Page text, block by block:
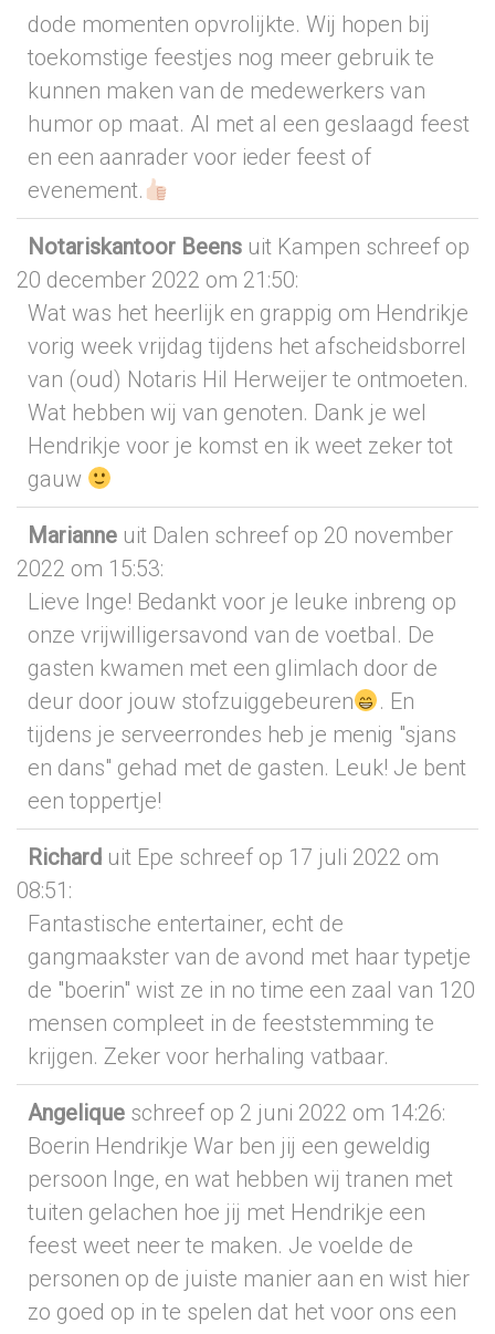
dode momenten opvrolijkte. Wij hopen bij
toekomstige feestjes nog meer gebruik te
kunnen maken van de medewerkers van
humor op maat. Al met al een geslaagd feest
en een aanrader voor ieder feest of
evenement.
Notariskantoor Beens uit Kampen schreef op
20 december 2022 om 21:50:
Wat was het heerlijk en grappig om Hendrikje
vorig week vrijdag tijdens het afscheidsborrel
van (oud) Notaris Hil Herweijer te ontmoeten.
Wat hebben wij van genoten. Dank je wel
Hendrikje voor je komst en ik weet zeker tot
gauw
Marianne uit Dalen schreef op 20 november
2022 om 15:53:
Lieve Inge! Bedankt voor je leuke inbreng op
onze vrijwilligersavond van de voetbal. De
gasten kwamen met een glimlach door de
deur door jouw stofzuiggebeuren
. En
tijdens je serveerrondes heb je menig "sjans
en dans" gehad met de gasten. Leuk! Je bent
een toppertje!
Richard uit Epe schreef op 17 juli 2022 om
08:51 :
Fantastische entertainer, echt de
gangmaakster van de avond met haar typetje
de "boerin" wist ze in no time een zaal van 120
mensen compleet in de feeststemming te
krijgen. Zeker voor herhaling vatbaar.
Angelique schreef op 2 juni 2022 om 14:26:
Boerin Hendrikje War ben jij een geweldig
persoon Inge, en wat hebben wij tranen met
tuiten gelachen hoe jij met Hendrikje een
feest weet neer te maken. Je voelde de
personen op de juiste manier aan en wist hier
zo goed op in te spelen dat het voor ons een